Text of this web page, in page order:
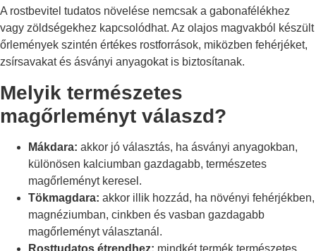
A rostbevitel tudatos növelése nemcsak a gabonafélékhez
vagy zöldségekhez kapcsolódhat. Az olajos magvakból készült
őrlemények szintén értékes rostforrások, miközben fehérjéket,
zsírsavakat és ásványi anyagokat is biztosítanak.
Melyik természetes
magőrleményt válaszd?
Mákdara: akkor jó választás, ha ásványi anyagokban,
különösen kalciumban gazdagabb, természetes
magőrleményt keresel.
Tökmagdara: akkor illik hozzád, ha növényi fehérjékben,
magnéziumban, cinkben és vasban gazdagabb
magőrleményt választanál.
Rosttudatos étrendhez: mindkét termék természetes